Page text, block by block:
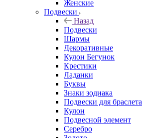
Женские
Подвески
Назад
Подвески
Шармы
Декоративные
Кулон Бегунок
Крестики
Ладанки
Буквы
Знаки зодиака
Подвески для браслета
Кулон
Подвесной элемент
Серебро